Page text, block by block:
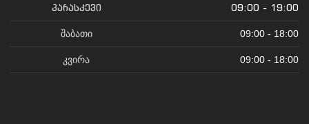
პარასკევი 09:00 - 19:00
შაბათი 09:00 - 18:00
კვირა 09:00 - 18:00